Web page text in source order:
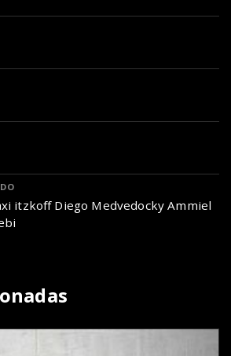
itzkoff Diego Medvedocky Ammiel